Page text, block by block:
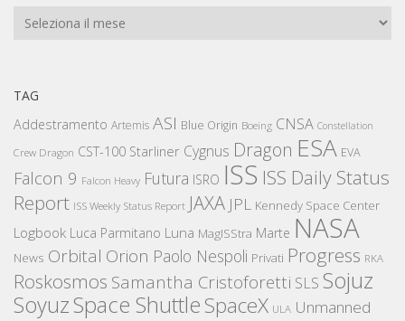
Archivi
TAG
Addestramento Artemis ASI Blue Origin Boeing CNSA Constellation
Crew Dragon CST-100 Starliner Cygnus Dragon ESA EVA
Falcon 9 Falcon Heavy Futura ISRO ISS ISS Daily Status
Report ISS Weekly Status Report JAXA JPL Kennedy Space Center
Logbook Luca Parmitano Luna MagISStra Marte NASA
News Orbital Orion Paolo Nespoli Privati Progress RKA
Roskosmos Samantha Cristoforetti SLS Sojuz
SoyuzSpace ShuttleSpaceX ULA Unmanned